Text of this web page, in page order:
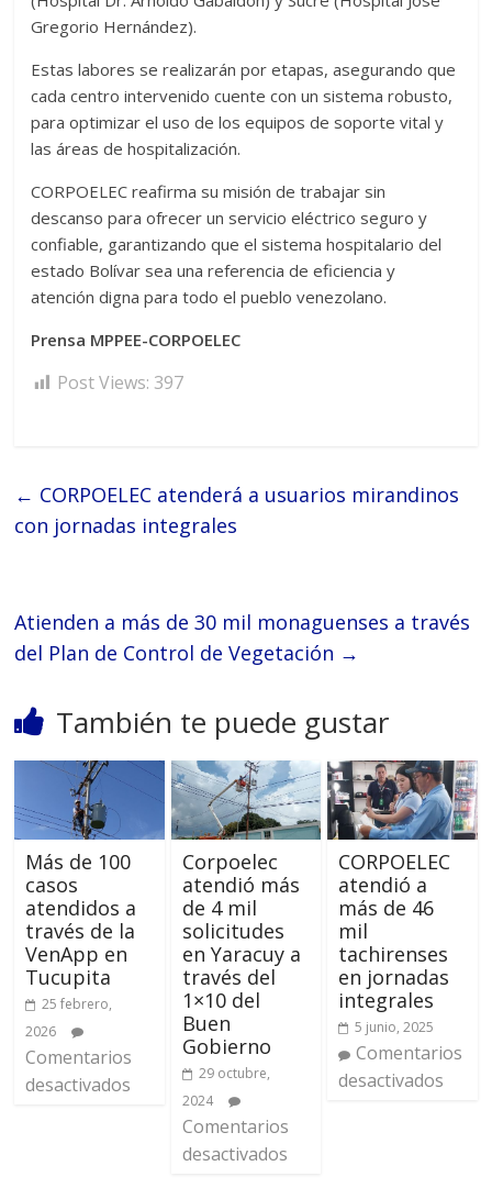
Gregorio Hernández).
Estas labores se realizarán por etapas, asegurando que
cada centro intervenido cuente con un sistema robusto,
para optimizar el uso de los equipos de soporte vital y
las áreas de hospitalización.
CORPOELEC reafirma su misión de trabajar sin
descanso para ofrecer un servicio eléctrico seguro y
confiable, garantizando que el sistema hospitalario del
estado Bolívar sea una referencia de eficiencia y
atención digna para todo el pueblo venezolano.
Prensa MPPEE-CORPOELEC
Post Views: 397
← CORPOELEC atenderá a usuarios mirandinos
con jornadas integrales
Atienden a más de 30 mil monaguenses a través
del Plan de Control de Vegetación →
También te puede gustar
Más de 100
casos
atendidos a
través de la
VenApp en
Tucupita
25 febrero,
2026
Comentarios
desactivados
Corpoelec
atendió más
de 4 mil
solicitudes
en Yaracuy a
través del
1×10 del
Buen
Gobierno
29 octubre,
2024
Comentarios
desactivados
CORPOELEC
atendió a
más de 46
mil
tachirenses
en jornadas
integrales
5 junio, 2025
Comentarios
desactivados